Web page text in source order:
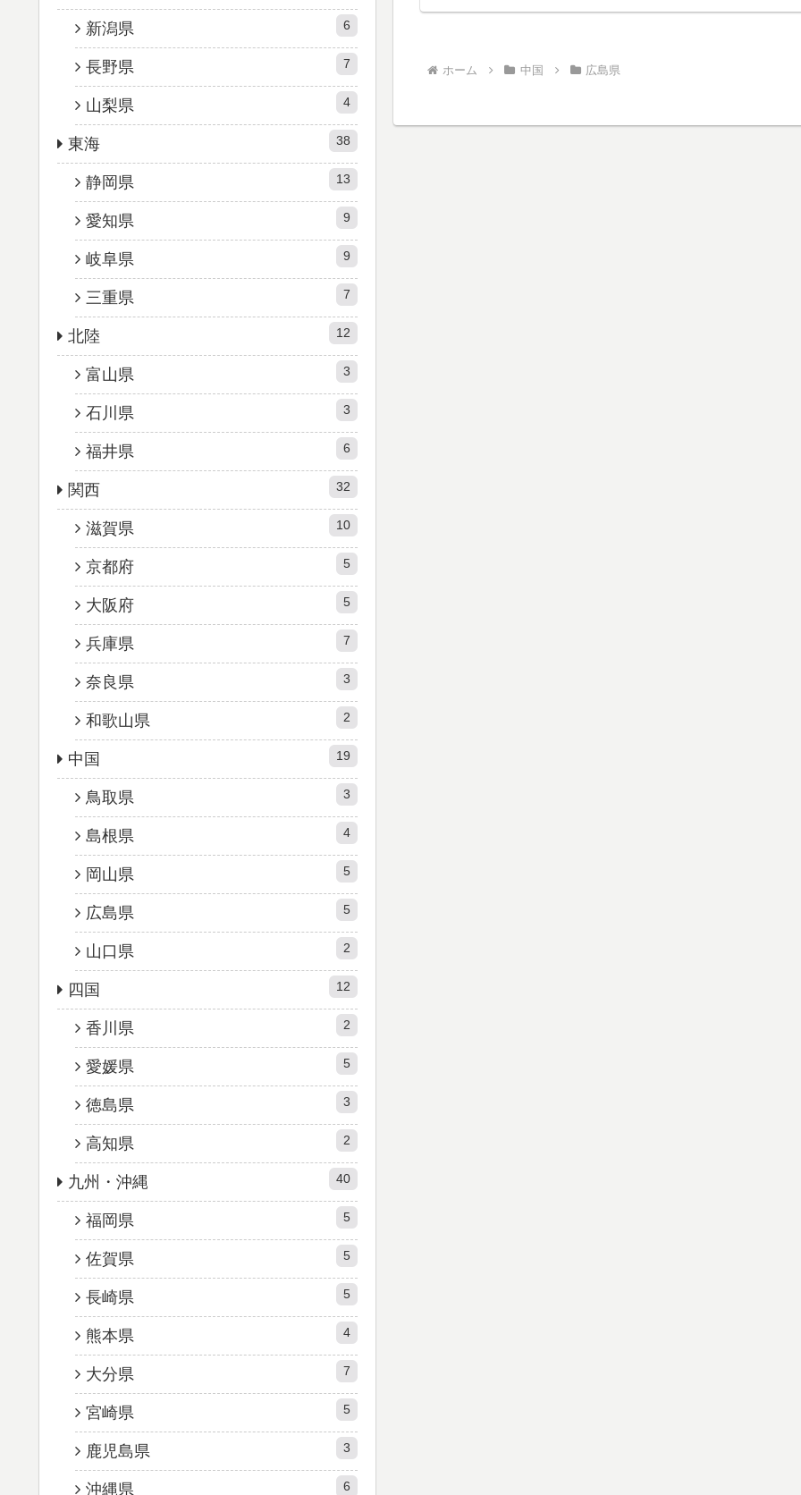
ホーム 中国 広島県
新潟県 6
長野県 7
山梨県 4
東海 38
静岡県 13
愛知県 9
岐阜県 9
三重県 7
北陸 12
富山県 3
石川県 3
福井県 6
関西 32
滋賀県 10
京都府 5
大阪府 5
兵庫県 7
奈良県 3
和歌山県 2
中国 19
鳥取県 3
島根県 4
岡山県 5
広島県 5
山口県 2
四国 12
香川県 2
愛媛県 5
徳島県 3
高知県 2
九州・沖縄 40
福岡県 5
佐賀県 5
長崎県 5
熊本県 4
大分県 7
宮崎県 5
鹿児島県 3
沖縄県 6